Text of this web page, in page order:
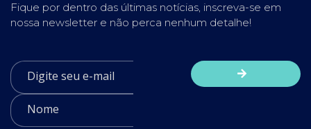
Fique por dentro das últimas notícias, inscreva-se em
nossa newsletter e não perca nenhum detalhe!